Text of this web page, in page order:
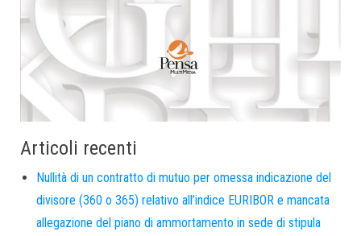
Articoli recenti
Nullità di un contratto di mutuo per omessa indicazione del
divisore (360 o 365) relativo all’indice EURIBOR e mancata
allegazione del piano di ammortamento in sede di stipula